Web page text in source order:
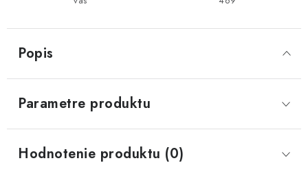
Popis
Parametre produktu
Hodnotenie produktu (0)